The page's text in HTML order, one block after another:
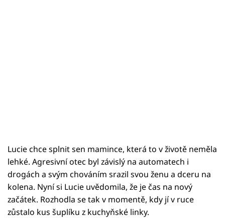
Lucie chce splnit sen mamince, která to v životě neměla
lehké. Agresivní otec byl závislý na automatech i
drogách a svým chováním srazil svou ženu a dceru na
kolena. Nyní si Lucie uvědomila, že je čas na nový
začátek. Rozhodla se tak v momentě, kdy jí v ruce
zůstalo kus šuplíku z kuchyňské linky.